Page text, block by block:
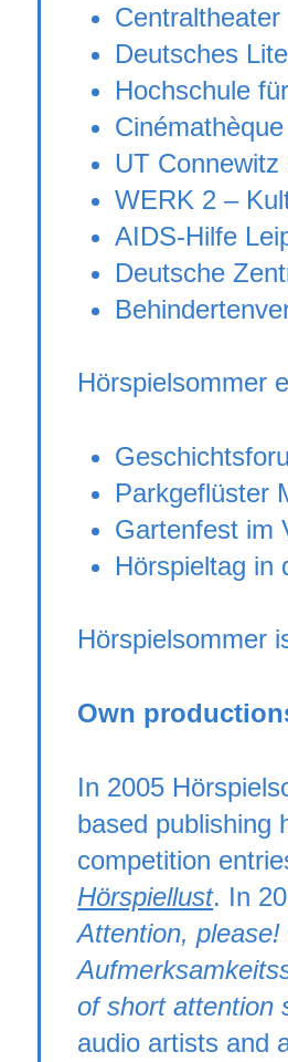
Centraltheater
Deutsches
Hochschule
UT Connewitz
WERK 2 –
AIDS-Hilfe
Deutsche
Hörspielsommer
Parkgeflüster
Gartenfest im
Hörspieltag in
Hörspielsommer
Own
In 2005
based publishing
competition
Hörspiellust. In
Attention,
of short attention
audio artists and